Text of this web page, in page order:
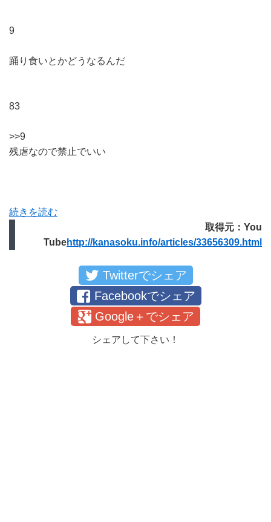
9
踊り食いとかどうなるんだ
83
>>9
残虐なので禁止でいい
続きを読む
取得元：You
Tubehttp://kanasoku.info/articles/33656309.html
Twitterでシェア
Facebookでシェア
Google＋でシェア
シェアして下さい！